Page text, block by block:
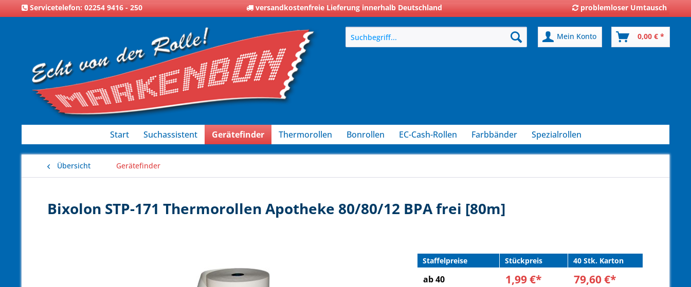
Servicetelefon: 02254 9416 - 250 versandkostenfreie Lieferung innerhalb Deutschland problemloser Umtausch
Mein Konto 0,00 € *
Start Suchassistent Gerätefinder Thermorollen Bonrollen EC-Cash-Rollen Farbbänder Spezialrollen
Übersicht Gerätefinder
Bixolon STP-171 Thermorollen Apotheke 80/80/12 BPA frei [80m]
Staffelpreise Stückpreis 40 Stk. Karton
ab 40
1,99 €* 79,60 €*